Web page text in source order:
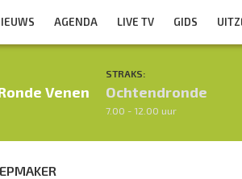
AGENDA LIVE TV GIDS
Venen
STRAKS:
Ochtendronde
7.00 - 12.00 uur